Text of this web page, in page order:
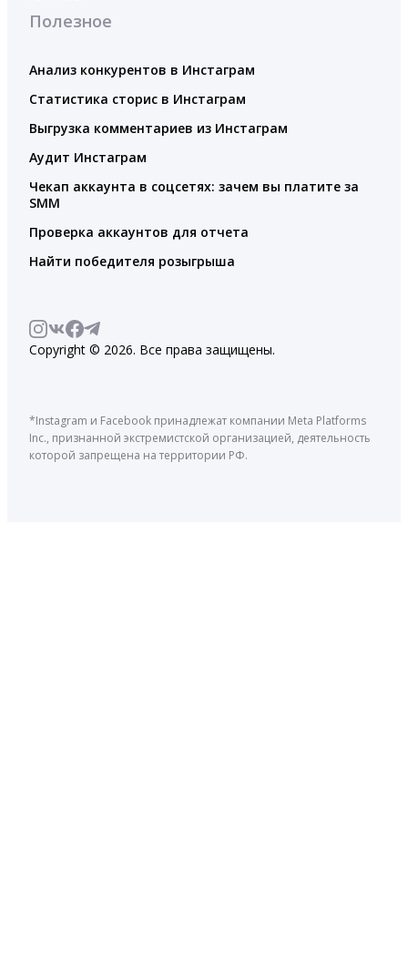
Полезное
Анализ конкурентов в Инстаграм
Статистика сторис в Инстаграм
Выгрузка комментариев из Инстаграм
Аудит Инстаграм
Чекап аккаунта в соцсетях: зачем вы платите за
SMM
Проверка аккаунтов для отчета
Найти победителя розыгрыша
Copyright © 2026. Все права защищены.
*Instagram и Facebook принадлежат компании Meta Platforms
Inc., признанной экстремистской организацией, деятельность
которой запрещена на территории РФ.